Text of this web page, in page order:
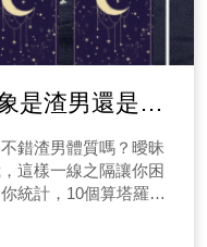
是渣男還是魅
錯渣男體質嗎？曖昧
這樣一線之隔讓你困
統計，10個算塔羅裡